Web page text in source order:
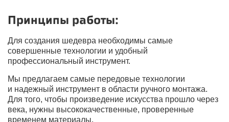
Принципы работы:
Для создания шедевра необходимы самые
совершенные технологии и удобный
профессиональный инструмент.
Мы предлагаем самые передовые технологии
и надежный инструмент в области ручного монтажа.
Для того, чтобы произведение искусства прошло через
века, нужны высококачественные, проверенные
временем материалы.